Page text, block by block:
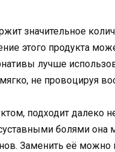
значительное
этого продукта
лучше
не провоцируя
подходит далеко
болями она
Заменить её можно